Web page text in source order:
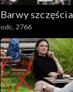
Barwy szczęścia
odc. 2766